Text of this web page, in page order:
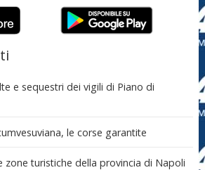
e sequestri dei vigili di Piano di
le corse garantite
zone turistiche della provincia di Napoli